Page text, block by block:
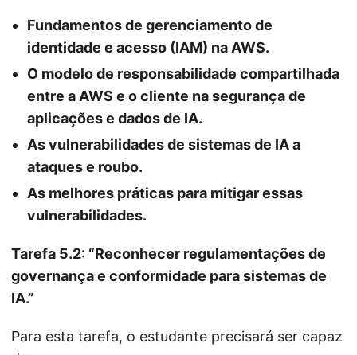
Fundamentos de gerenciamento de
identidade e acesso (IAM) na AWS.
O modelo de responsabilidade compartilhada
entre a AWS e o cliente na segurança de
aplicações e dados de IA.
As vulnerabilidades de sistemas de IA a
ataques e roubo.
As melhores práticas para mitigar essas
vulnerabilidades.
Tarefa 5.2: “Reconhecer regulamentações de
governança e conformidade para sistemas de
IA.”
Para esta tarefa, o estudante precisará ser capaz